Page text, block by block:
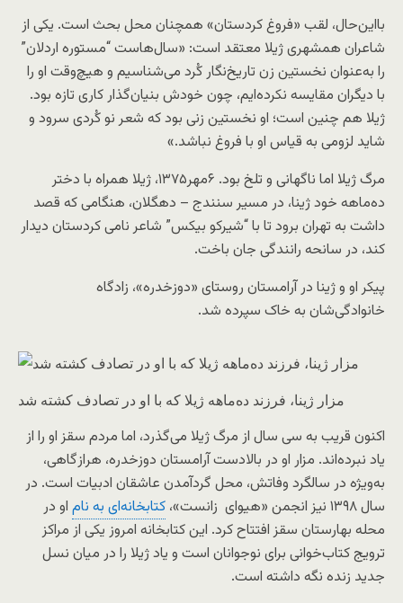
با‌این‌حال، لقب «فروغ کردستان» همچنان محل بحث است. یکی از
شاعران همشهری ژیلا معتقد است: «سال‌هاست “مستوره اردلان”
را به‌عنوان نخستین زن تاریخ‌نگار کُرد می‌شناسیم و هیچ‌وقت او را
با دیگران مقایسه نکرده‌ایم، چون خودش بنیان‌گذار کاری تازه بود.
ژیلا هم چنین است؛ او نخستین زنی بود که شعر نو کُردی سرود و
شاید لزومی به قیاس او با فروغ نباشد.»
مرگ ژیلا اما ناگهانی و تلخ بود. ۶مهر۱۳۷۵، ژیلا همراه با دختر
ده‌ماهه‌ خود ژینا، در مسیر سنندج – دهگلان، هنگامی که قصد
داشت به تهران برود تا با “شیرکو بیکس” شاعر نامی کردستان دیدار
کند، در سانحه رانندگی جان باخت.
پیکر او و ژینا در آرامستان روستای «دوزخدره»، زادگاه
خانوادگی‌شان به خاک سپرده شد.
مزار ژینا، فرزند ده‌ماهه ژیلا که با او در تصادف کشته شد
اکنون قریب به سی سال از مرگ ژیلا می‌گذرد، اما مردم سقز او را از
یاد نبرده‌اند. مزار او در بالادست آرامستان دوزخدره، هر‌از‌گاهی،
به‌ویژه در سالگرد وفاتش، محل گردآمدن عاشقان ادبیات است. در
سال ۱۳۹۸ نیز انجمن «هیوای زانست»،
کتابخانه‌ای به نام او در
محله بهارستان سقز افتتاح کرد. این کتابخانه امروز یکی از مراکز
ترویج کتاب‌خوانی برای نوجوانان است و یاد ژیلا را در میان نسل
جدید زنده نگه داشته است.